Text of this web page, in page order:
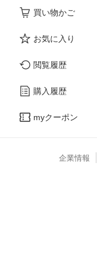
買い物かご
お気に入り
閲覧履歴
購入履歴
myクーポン
企業情報